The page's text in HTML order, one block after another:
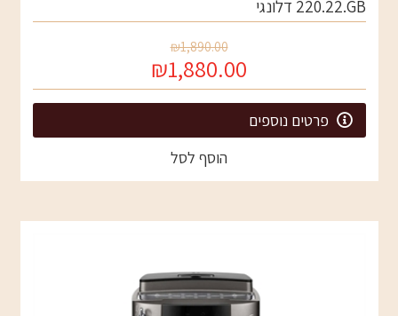
220.22.GB דלונגי
₪1,890.00
₪1,880.00
פרטים נוספים
הוסף לסל